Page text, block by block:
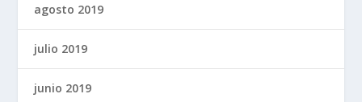
agosto 2019
julio 2019
junio 2019